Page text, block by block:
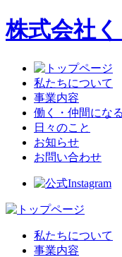
株式会社
私たちについて
事業内容
働く・仲間になる
日々のこと
お知らせ
お問い合わせ
私たちについて
事業内容